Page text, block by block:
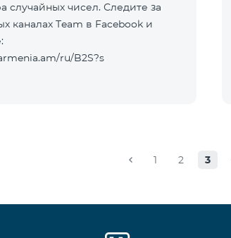
случайных чисел. Следите за
каналах Team в Facebook и
ru/B2S?s
1 2 3